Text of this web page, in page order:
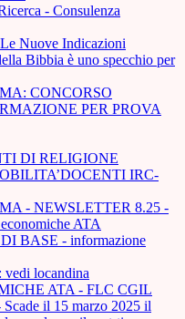
- Consulenza
Nuove Indicazioni
Bibbia è uno specchio per
CONCORSO
PER PROVA
DI RELIGIONE
IRC-
- NEWSLETTER 8.25 -
ATA
BASE - informazione
locandina
ATA - FLC CGIL
il 15 marzo 2025 il